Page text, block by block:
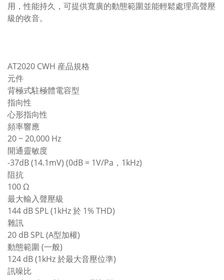
用，性能持久，可提供寬廣的動態範圍並能輕鬆處理高聲壓
級的收音。
AT2020 CWH 産品規格
元件
背極式駐極體電容型
指向性
心形指向性
頻率響應
20 ~ 20,000 Hz
開通靈敏度
-37dB (14.1mV) (0dB = 1V/Pa，1kHz)
阻抗
100 Ω
最大輸入聲壓級
144 dB SPL (1kHz 於 1% THD)
雜訊
20 dB SPL (A型加權)
動態範圍 (一般)
124 dB (1kHz 於最大音壓位準)
訊噪比